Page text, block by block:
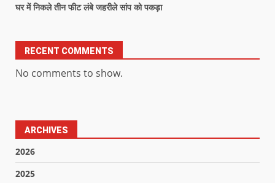
घर में निकले तीन फीट लंबे जहरीले सांप को पकड़ा
RECENT COMMENTS
No comments to show.
ARCHIVES
2026
2025